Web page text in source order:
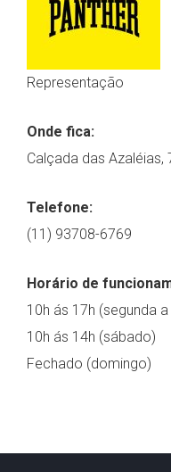
Representação
Onde fica:
Calçada das Azaléias,
Telefone:
(11) 93708-6769
Horário de
10h ás 17h (segunda
10h ás 14h (sábado)
Fechado (domingo)